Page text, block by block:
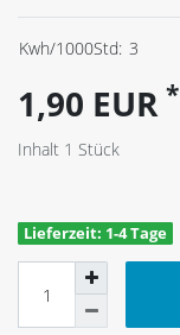
Kwh/1000Std: 3
1,90 EUR *
Inhalt 1 Stück
Lieferzeit: 1-4 Tage